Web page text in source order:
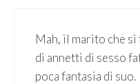
Mah, il marito che si
di annetti di sesso
poca fantasia di suo.